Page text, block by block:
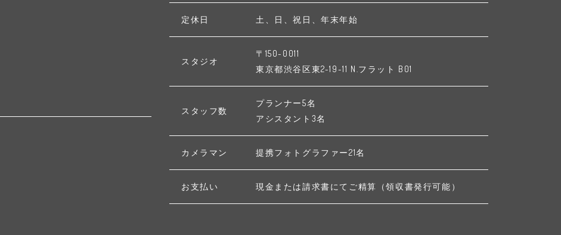
定休日 土、日、祝日、年末年始
スタジオ
〒150-0011
東京都渋谷区東2-19-11 N.フラット B01
スタッフ数
プランナー5名
アシスタント3名
カメラマン 提携フォトグラファー21名
お支払い 現金または請求書にてご精算（領収書発行可能）